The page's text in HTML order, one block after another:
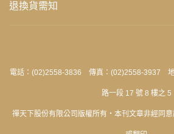
退換貨需知
電話：(02)2558-3836 傳真：(02)2558-3937 地
路一段 17 號 8 樓之 5
禪天下股份有限公司版權所有‧本刊文章非經同